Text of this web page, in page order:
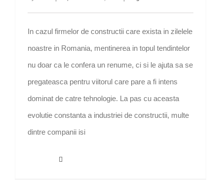
In cazul firmelor de constructii care exista in zilelele
noastre in Romania, mentinerea in topul tendintelor
nu doar ca le confera un renume, ci si le ajuta sa se
pregateasca pentru viitorul care pare a fi intens
dominat de catre tehnologie. La pas cu aceasta
evolutie constanta a industriei de constructii, multe
dintre companii isi